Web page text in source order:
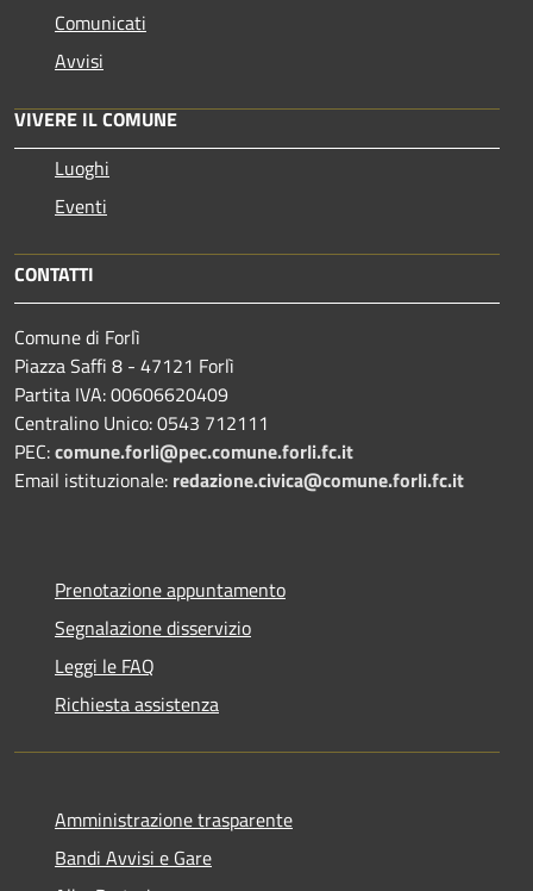
Comunicati
Avvisi
VIVERE IL COMUNE
Luoghi
Eventi
CONTATTI
Comune di Forlì
Piazza Saffi 8 - 47121 Forlì
Partita IVA: 00606620409
Centralino Unico: 0543 712111
PEC:comune.forli@pec.comune.forli.fc.it
Email istituzionale: redazione.civica@comune.forli.fc.it
Prenotazione appuntamento
Segnalazione disservizio
Leggi le FAQ
Richiesta assistenza
Amministrazione trasparente
Bandi Avvisi e Gare